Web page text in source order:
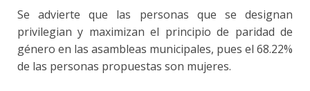
Se advierte que las personas que se designan
privilegian y maximizan el principio de paridad de
género en las asambleas municipales, pues el 68.22%
de las personas propuestas son mujeres.